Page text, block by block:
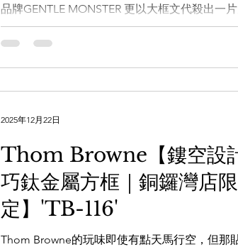
品牌GENTLE MONSTER 更以大框文代殺出一
THOM BROWNE 今次推出的'UEO-930'卻以
設計師又大膽地將鼻樑設定為25mm，以及將
玩味之至看似穩重但卻增多一點潮味，而Thom
https://wa.me/85256206685 【the
手造眼鏡專門店】
www.facebook.com/theWAREHOUSEoptic
www.instagram.com/the_WAREHOUSE_optic
www.thewarehouse.com.hk 銅鑼灣店： 銅鑼灣
一樓 電話：2882 5488 尖沙咀店： 九龍尖沙咀河
K11商場G14號鋪 電話：3
Thom Browne【鏤空設
巧鈦金屬方框｜銅鑼灣店限
定】'TB-116'
Thom Browne的玩味即使有點天馬行空，但那
2025年12月22日